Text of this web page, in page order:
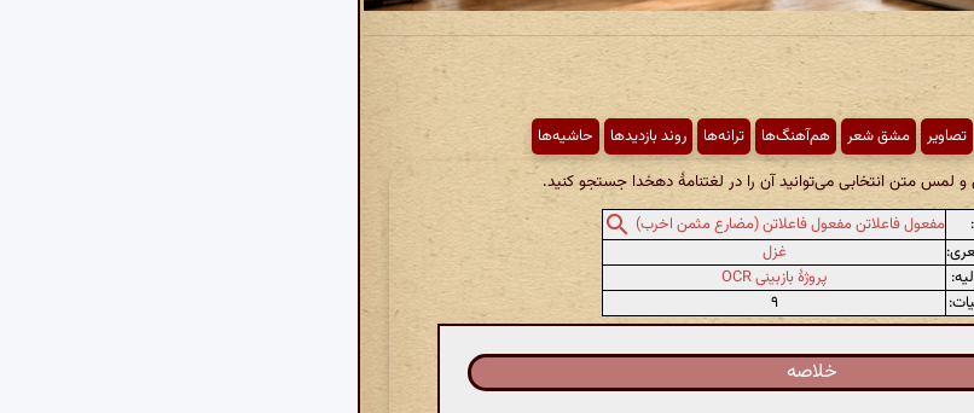
تصاویر مشق شعر هم‌آهنگ‌ها ترانه‌ها روند بازدیدها حاشیه‌ها
و لمس متن انتخابی می‌توانید آن را در لغتنامهٔ دهخدا جستجو کنید.
مفعول فاعلاتن مفعول فاعلاتن (مضارع مثمن اخرب)
غزل
پروژهٔ بازبینی OCR
۹
خلاصه